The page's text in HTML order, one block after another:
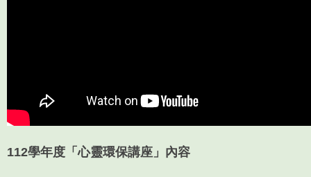
112學年度「心靈環保講座」內容